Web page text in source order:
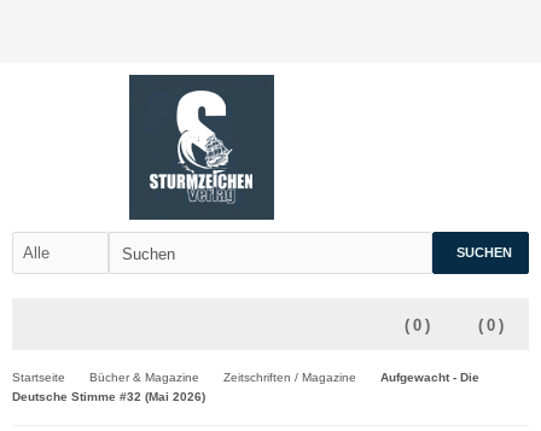
SUCHEN
( 0 )
( 0 )
Startseite Bücher & Magazine Zeitschriften / Magazine
Aufgewacht - Die
Deutsche Stimme #32 (Mai 2026)